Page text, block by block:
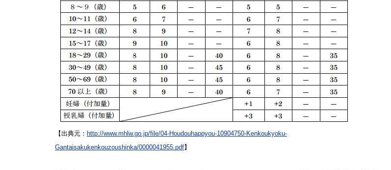
【出典元： http://www.mhlw.go.jp/file/04-Houdouhappyou-10904750-Kenkoukyoku-
Gantaisakukenkouzoushinka/0000041955.pdf】